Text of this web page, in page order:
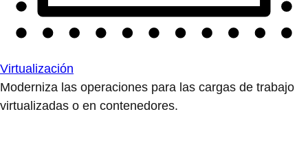
Virtualización
Moderniza las operaciones para las cargas de trabajo
virtualizadas o en contenedores.